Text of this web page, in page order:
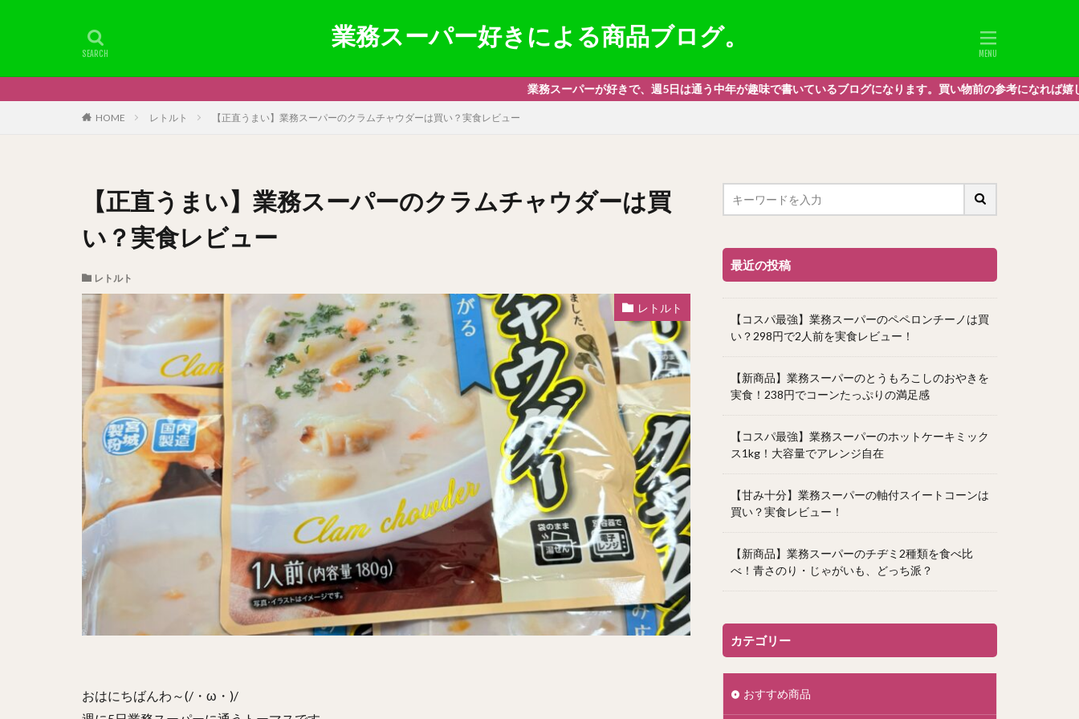
業務スーパー好きによる商品ブログ。
業務スーパーが好きで、週5日は通う中年が趣味で書いているブログになります。買い物前の参考になれば嬉しいです。私的要素多めで
HOME レトルト 【正直うまい】業務スーパーのクラムチャウダーは買い？実食レビュー
【正直うまい】業務スーパーのクラムチャウダーは買
い？実食レビュー
レトルト
レトルト
おはにちばんわ～(/・ω・)/
最近の投稿
【コスパ最強】業務スーパーのペペロンチーノは買
い？298円で2人前を実食レビュー！
【新商品】業務スーパーのとうもろこしのおやきを
実食！238円でコーンたっぷりの満足感
【コスパ最強】業務スーパーのホットケーキミック
ス1kg！大容量でアレンジ自在
【甘み十分】業務スーパーの軸付スイートコーンは
買い？実食レビュー！
【新商品】業務スーパーのチヂミ2種類を食べ比
べ！青さのり・じゃがいも、どっち派？
カテゴリー
おすすめ商品